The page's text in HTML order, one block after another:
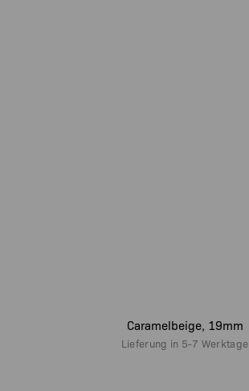
Caramelbeige, 19mm
Lieferung in 5-7 Werktage